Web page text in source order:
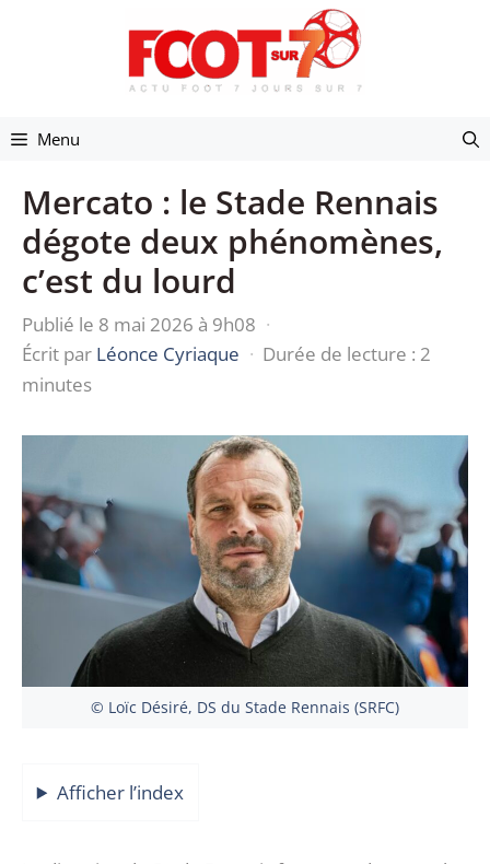
Menu
Mercato : le Stade Rennais
dégote deux phénomènes,
c’est du lourd
Publié le 8 mai 2026 à 9h08 ·
Écrit par Léonce Cyriaque · Durée de lecture : 2
minutes
© Loïc Désiré, DS du Stade Rennais (SRFC)
Afficher l’index